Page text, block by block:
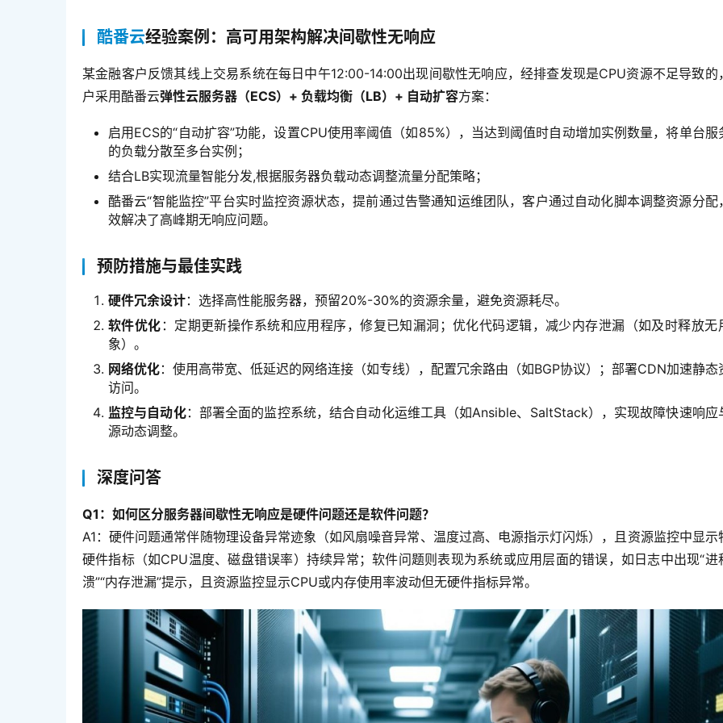
酷番云经验案例：高可用架构解决间歇性无响应
某金融客户反馈其线上交易系统在每日中午12:00-14:00出现间歇性无响应，经排查发现是CPU资源不足导致的
户采用酷番云弹性云服务器（ECS）+ 负载均衡（LB）+ 自动扩容方案：
启用ECS的“自动扩容”功能，设置CPU使用率阈值（如85%），当达到阈值时自动增加实例数量，将单台服
的负载分散至多台实例；
结合LB实现流量智能分发,根据服务器负载动态调整流量分配策略；
酷番云“智能监控”平台实时监控资源状态，提前通过告警通知运维团队，客户通过自动化脚本调整资源分配
效解决了高峰期无响应问题。
预防措施与最佳实践
硬件冗余设计：选择高性能服务器，预留20%-30%的资源余量，避免资源耗尽。
软件优化 ：定期更新操作系统和应用程序，修复已知漏洞；优化代码逻辑，减少内存泄漏（如及时释放无
象）。
网络优化：使用高带宽、低延迟的网络连接（如专线），配置冗余路由（如BGP协议）；部署CDN加速静态
访问。
监控与自动化：部署全面的监控系统，结合自动化运维工具（如Ansible、SaltStack），实现故障快速响应
源动态调整。
深度问答
Q1：如何区分服务器间歇性无响应是硬件问题还是软件问题？
A1：硬件问题通常伴随物理设备异常迹象（如风扇噪音异常、温度过高、电源指示灯闪烁），且资源监控中显示
硬件指标（如CPU温度、磁盘错误率）持续异常；软件问题则表现为系统或应用层面的错误，如日志中出现“进
溃”“内存泄漏”提示，且资源监控显示CPU或内存使用率波动但无硬件指标异常。